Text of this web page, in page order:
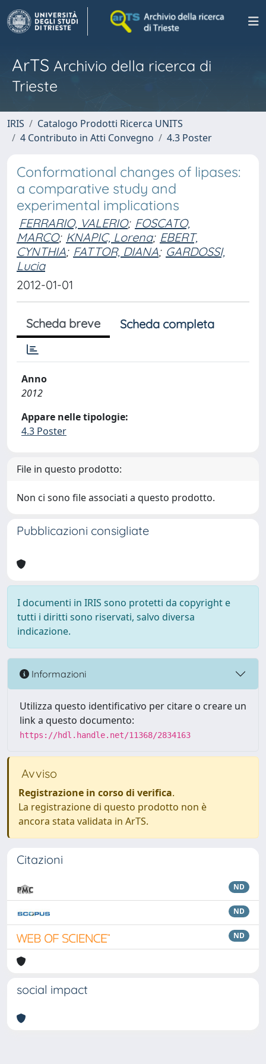
ArTS Archivio della ricerca di
Trieste
IRIS
Catalogo Prodotti Ricerca UNITS
4 Contributo in Atti Convegno
4.3 Poster
Conformational changes of lipases:
a comparative study and
experimental implications
FERRARIO, VALERIO; FOSCATO,
MARCO; KNAPIC, Lorena; EBERT,
CYNTHIA; FATTOR, DIANA; GARDOSSI,
Lucia
2012-01-01
Scheda breve Scheda completa
Anno
2012
Appare nelle tipologie:
4.3 Poster
File in questo prodotto:
Non ci sono file associati a questo prodotto.
Pubblicazioni consigliate
I documenti in IRIS sono protetti da copyright e
tutti i diritti sono riservati, salvo diversa
indicazione.
Informazioni
Utilizza questo identificativo per citare o creare un
link a questo documento:
https://hdl.handle.net/11368/2834163
Avviso
Registrazione in corso di verifica.
La registrazione di questo prodotto non è
ancora stata validata in ArTS.
Citazioni
ND
ND
ND
social impact